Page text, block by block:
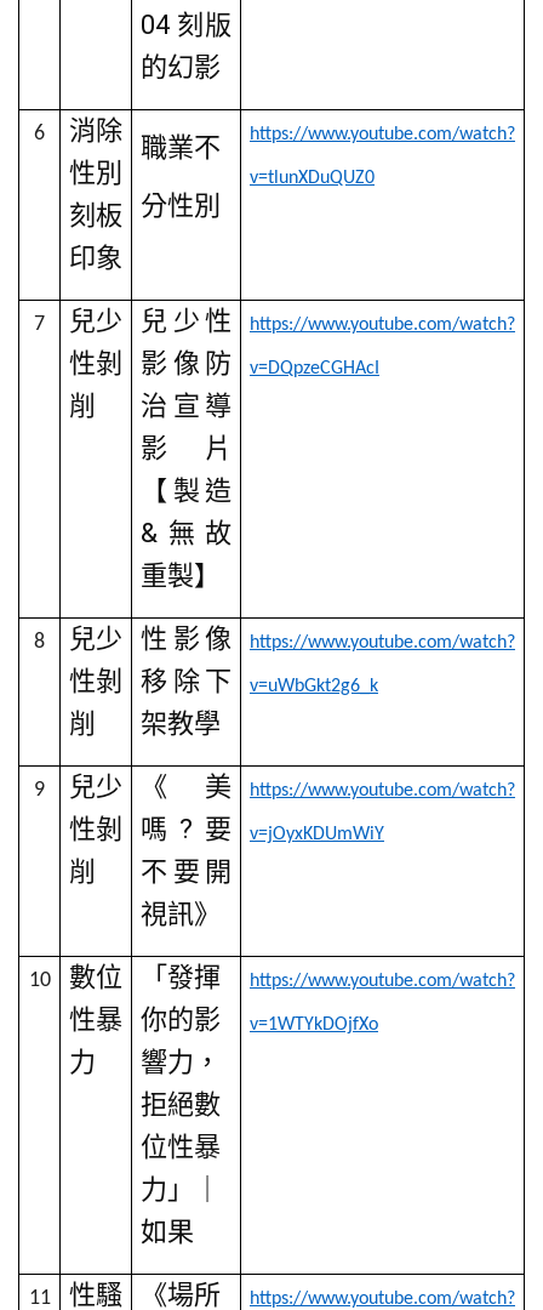
04 刻版
的幻影
6
消除
性別
刻板
印象
職業不
分性別
https://www.youtube.com/watch?
v=tlunXDuQUZ0
7
兒少
性剝
削
兒少性
影像防
治宣導
影片
【製造
& 無故
重製】
https://www.youtube.com/watch?
v=DQpzeCGHAcI
8
兒少
性剝
削
性影像
移除下
架教學
https://www.youtube.com/watch?
v=uWbGkt2g6_k
9
兒少
性剝
削
《美
嗎 ? 要
不要開
視訊》
https://www.youtube.com/watch?
v=jOyxKDUmWiY
10
數位
性暴
力
「發揮
你的影
響力，
拒絕數
位性暴
力」｜
如果
https://www.youtube.com/watch?
v=1WTYkDOjfXo
11 性騷 《場所 https://www.youtube.com/watch?